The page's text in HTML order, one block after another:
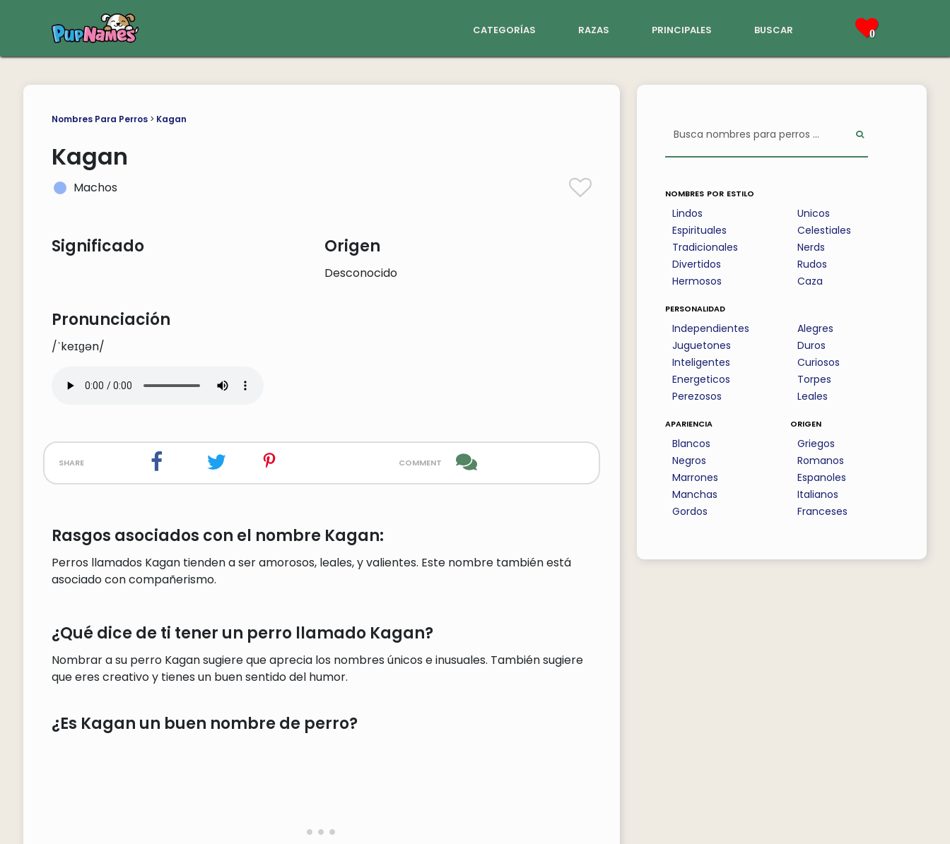
categorías razas principales buscar 0
Nombres Para Perros> Kagan
Kagan
Machos
Significado Origen
Desconocido
Pronunciación
/ˈkeɪɡən/
share comment
Rasgos asociados con el nombre Kagan:
Perros llamados Kagan tienden a ser amorosos, leales, y valientes. Este nombre también está
asociado con compañerismo.
¿Qué dice de ti tener un perro llamado Kagan?
Nombrar a su perro Kagan sugiere que aprecia los nombres únicos e inusuales. También sugiere
que eres creativo y tienes un buen sentido del humor.
¿Es Kagan un buen nombre de perro?
nombres por estilo
Lindos
Espirituales
Tradicionales
Divertidos
Hermosos
Unicos
Celestiales
Nerds
Rudos
Caza
personalidad
Independientes
Juguetones
Inteligentes
Energeticos
Perezosos
Alegres
Duros
Curiosos
Torpes
Leales
apariencia
Blancos
Negros
Marrones
Manchas
Gordos
origen
Griegos
Romanos
Espanoles
Italianos
Franceses